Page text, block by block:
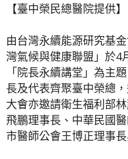
【臺中榮民總醫院提供】
由台灣永續能源研究基
灣氣候與健康聯盟」於4
「院長永續講堂」為主
長及代表齊聚臺中榮總
大會亦邀請衛生福利部
飛鵬理事長、中華民國
市醫師公會王博正理事長